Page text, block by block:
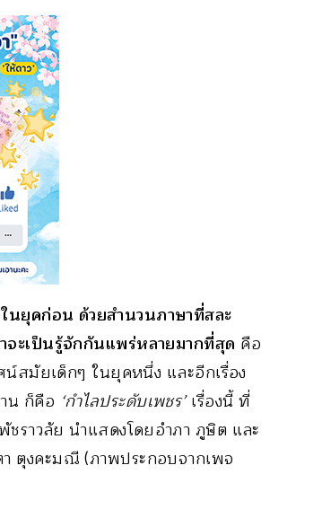
ยุคก่อน ด้วยสำนวนภาษาที่สละ
จะเป็นรู้จักกันแพร่หลายมากที่สุด คือ
สมัยเด็กๆ ในยุคหนึ่ง และอีกเรื่อง
น ก็คือ ‘กำไลประดับเพชร’เรื่องนี้ ที่
ราวลัย นำแสดงโดยอำภา ภูษิต และ
ตุงคะมณี (ภาพประกอบจากเพจ